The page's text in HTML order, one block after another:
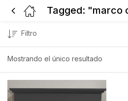
Mostrando el único resultado
Filtro